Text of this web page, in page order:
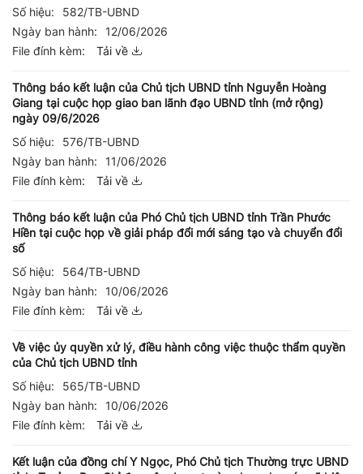
Số hiệu:
582/TB-UBND
Ngày ban hành:
12/06/2026
File đính kèm:
Tải về
Thông báo kết luận của Chủ tịch UBND tỉnh Nguyễn Hoàng
Giang tại cuộc họp giao ban lãnh đạo UBND tỉnh (mở rộng)
ngày 09/6/2026
Số hiệu:
576/TB-UBND
Ngày ban hành:
11/06/2026
File đính kèm:
Tải về
Thông báo kết luận của Phó Chủ tịch UBND tỉnh Trần Phước
Hiền tại cuộc họp về giải pháp đổi mới sáng tạo và chuyển đổi
số
Số hiệu:
564/TB-UBND
Ngày ban hành:
10/06/2026
File đính kèm:
Tải về
Về việc ủy quyền xử lý, điều hành công việc thuộc thẩm quyền
của Chủ tịch UBND tỉnh
Số hiệu:
565/TB-UBND
Ngày ban hành:
10/06/2026
File đính kèm:
Tải về
Kết luận của đồng chí Y Ngọc, Phó Chủ tịch Thường trực UBND